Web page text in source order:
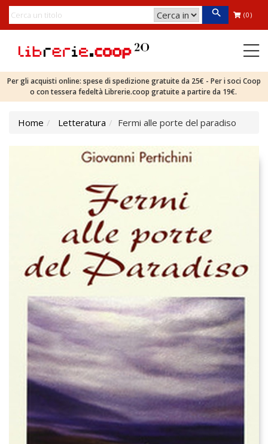
(0)
Per gli acquisti online: spese di spedizione gratuite da 25€ - Per i soci Coop
o con tessera fedeltà Librerie.coop gratuite a partire da 19€.
Home Letteratura Fermi alle porte del paradiso